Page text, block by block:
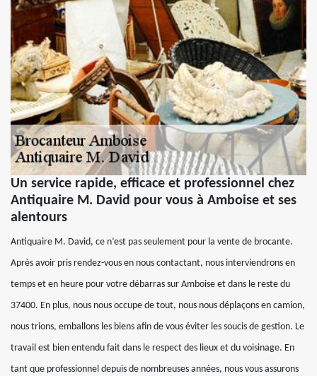
Un service rapide, efficace et professionnel chez
Antiquaire M. David pour vous à Amboise et ses
alentours
Antiquaire M. David, ce n’est pas seulement pour la vente de brocante.
Après avoir pris rendez-vous en nous contactant, nous interviendrons en
temps et en heure pour votre débarras sur Amboise et dans le reste du
37400. En plus, nous nous occupe de tout, nous nous déplaçons en camion,
nous trions, emballons les biens afin de vous éviter les soucis de gestion. Le
travail est bien entendu fait dans le respect des lieux et du voisinage. En
tant que professionnel depuis de nombreuses années, nous vous assurons